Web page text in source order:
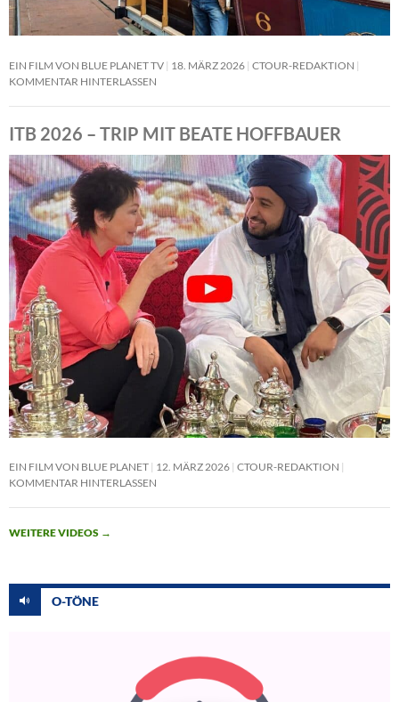
EIN FILM VON BLUE PLANET TV 18. MÄRZ 2026 CTOUR-REDAKTION
KOMMENTAR HINTERLASSEN
ITB 2026 – TRIP MIT BEATE HOFFBAUER
EIN FILM VON BLUE PLANET 12. MÄRZ 2026 CTOUR-REDAKTION
KOMMENTAR HINTERLASSEN
WEITERE VIDEOS →
O-TÖNE